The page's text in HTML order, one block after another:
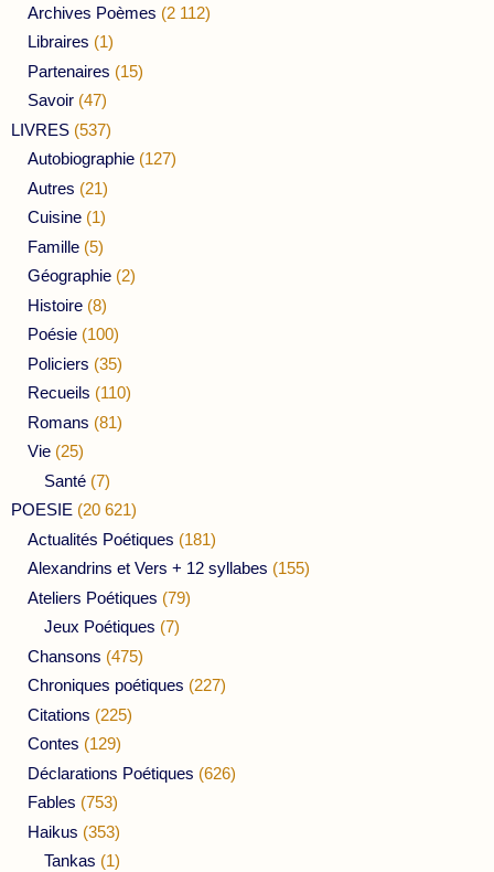
Archives Poèmes (2 112)
Libraires (1)
Partenaires (15)
Savoir (47)
LIVRES (537)
Autobiographie (127)
Autres (21)
Cuisine (1)
Famille (5)
Géographie (2)
Histoire (8)
Poésie (100)
Policiers (35)
Recueils (110)
Romans (81)
Vie (25)
Santé (7)
POESIE (20 621)
Actualités Poétiques (181)
Alexandrins et Vers + 12 syllabes (155)
Ateliers Poétiques (79)
Jeux Poétiques (7)
Chansons (475)
Chroniques poétiques (227)
Citations (225)
Contes (129)
Déclarations Poétiques (626)
Fables (753)
Haikus (353)
Tankas (1)